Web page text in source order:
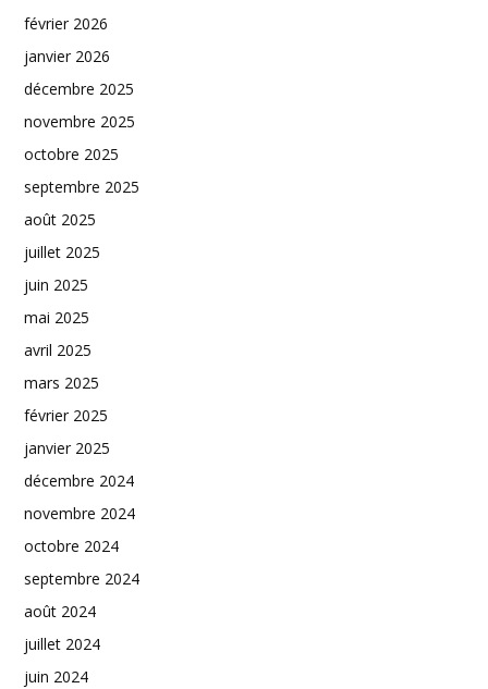
février 2026
janvier 2026
décembre 2025
novembre 2025
octobre 2025
septembre 2025
août 2025
juillet 2025
juin 2025
mai 2025
avril 2025
mars 2025
février 2025
janvier 2025
décembre 2024
novembre 2024
octobre 2024
septembre 2024
août 2024
juillet 2024
juin 2024